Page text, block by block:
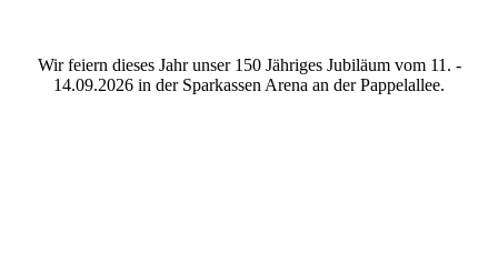
Wir feiern dieses Jahr unser 150 Jähriges Jubiläum vom 11. -
14.09.2026 in der Sparkassen Arena an der Pappelallee.